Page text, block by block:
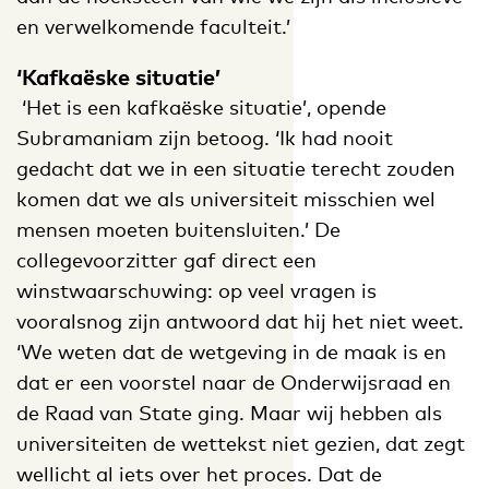
en verwelkomende faculteit.’
‘Kafkaëske situatie’
‘Het is een kafkaëske situatie’, opende
Subramaniam zijn betoog. ‘Ik had nooit
gedacht dat we in een situatie terecht zouden
komen dat we als universiteit misschien wel
mensen moeten buitensluiten.’ De
collegevoorzitter gaf direct een
winstwaarschuwing: op veel vragen is
vooralsnog zijn antwoord dat hij het niet weet.
‘We weten dat de wetgeving in de maak is en
dat er een voorstel naar de Onderwijsraad en
de Raad van State ging. Maar wij hebben als
universiteiten de wettekst niet gezien, dat zegt
wellicht al iets over het proces. Dat de